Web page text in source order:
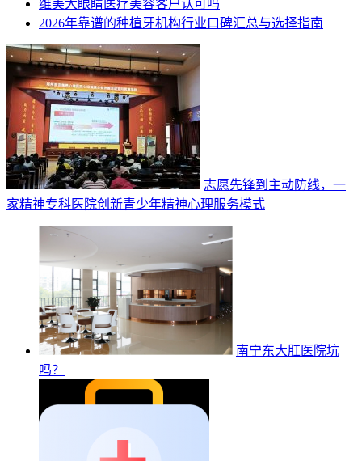
维美大眼睛医疗美容客户认可吗
2026年靠谱的种植牙机构行业口碑汇总与选择指南
志愿先锋到主动防线，一
家精神专科医院创新青少年精神心理服务模式
南宁东大肛医院坑
吗？